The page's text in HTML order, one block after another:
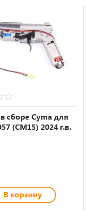
сборе Cyma для
(CM15) 2024 г.в.
В корзину